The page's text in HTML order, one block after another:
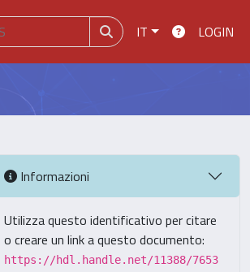
IT LOGIN
Informazioni
Utilizza questo identificativo per citare
o creare un link a questo documento:
https://hdl.handle.net/11388/7653